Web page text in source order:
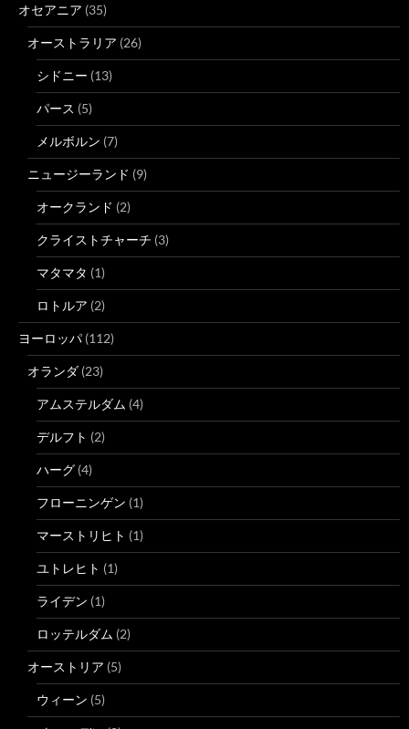
オセアニア (35)
オーストラリア (26)
シドニー (13)
パース (5)
メルボルン (7)
ニュージーランド (9)
オークランド (2)
クライストチャーチ (3)
マタマタ (1)
ロトルア (2)
ヨーロッパ (112)
オランダ (23)
アムステルダム (4)
デルフト (2)
ハーグ (4)
フローニンゲン (1)
マーストリヒト (1)
ユトレヒト (1)
ライデン (1)
ロッテルダム (2)
オーストリア (5)
ウィーン (5)